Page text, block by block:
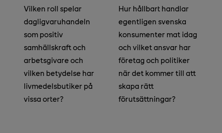
Vilken roll spelar
dagligvaruhandeln
som positiv
samhällskraft och
arbetsgivare och
vilken betydelse har
livmedelsbutiker på
vissa orter?
Hur hållbart handlar
egentligen svenska
konsumenter mat idag
och vilket ansvar har
företag och politiker
när det kommer till att
skapa rätt
förutsättningar?